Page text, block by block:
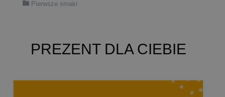
Pierwsze smaki
PREZENT DLA CIEBIE